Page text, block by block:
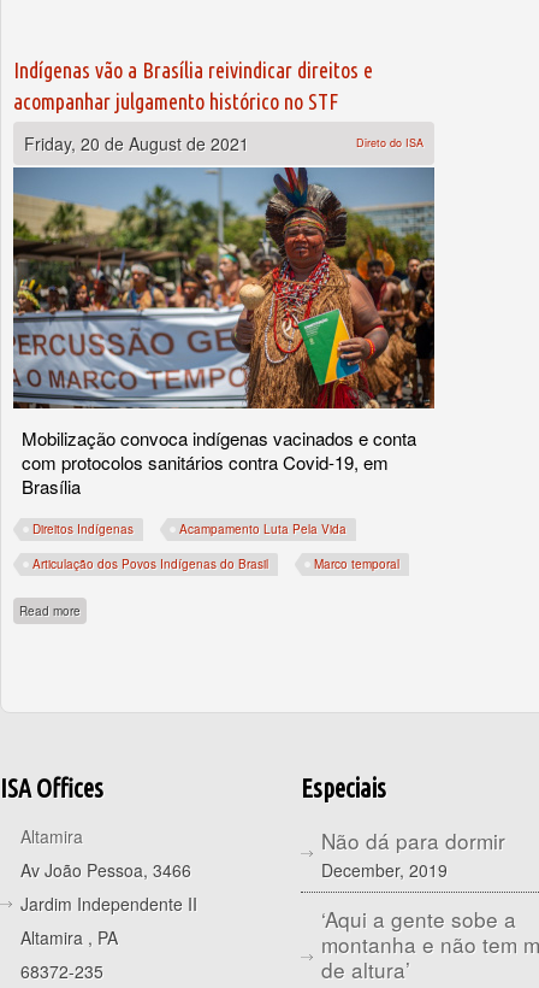
Indígenas vão a Brasília reivindicar direitos e
acompanhar julgamento histórico no STF
Friday, 20 de August de 2021
Direto do ISA
Mobilização convoca indígenas vacinados e conta
com protocolos sanitários contra Covid-19, em
Brasília
Direitos Indígenas Acampamento Luta Pela Vida
Articulação dos Povos Indígenas do Brasil Marco temporal
Read more
ISA Offices
Altamira
Av João Pessoa, 3466
Jardim Independente II
Altamira , PA
68372-235
Especiais
Não dá para dormir
December, 2019
‘Aqui a gente sobe a
montanha e não tem
de altura’